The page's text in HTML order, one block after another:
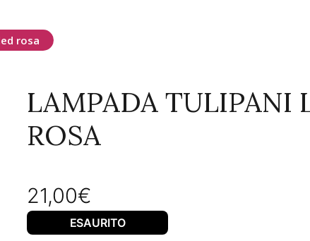
rosa
LAMPADA TULIPANI
ROSA
21,00€
ESAURITO